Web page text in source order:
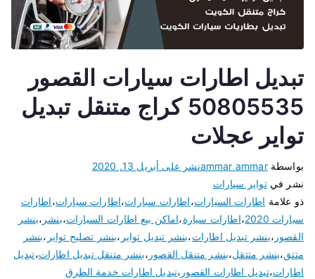
تبديل اطارات سيارات القصور
50805535 كراج متنقل تبديل
تواير عجلات
بواسطةammar ammarنشر على أبريل 13, 2020
نشر فيتواير سيارات
ذو علامة اطارات السيارات،اطارات سبارات،اطارات سيارات،اطارات
سيارات 2020
،اطارات سيارة،اماكن بيع اطارات السيارات،بنشر ،بنشر
القصور ،بنشر تبديل اطارات،بنشر تبديل تواير ،بنشر تصليح تواير ،بنشر
متتق،بنشر متتقل،بنشر متنقل القصور ،بنشر متنقل تبديل اطارات،تبديل
اطارات،تبديل اطارات القصور ،تبديل اطارات خدمة الطرق